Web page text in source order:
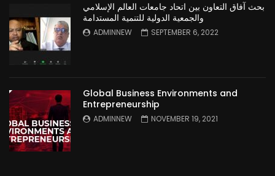
بحث آفاق التعاون بين اتحاد جامعات العالم الإسلامي
والجمعية الدولية للتنمية المستدامة
ADMINNEW SEPTEMBER 6, 2022
Global Business Environments and
Entrepreneurship
ADMINNEW NOVEMBER 19, 2021